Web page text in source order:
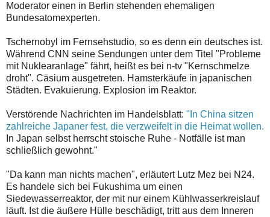
Moderator einen in Berlin stehenden ehemaligen
Bundesatomexperten.
Tschernobyl im Fernsehstudio, so es denn ein deutsches ist.
Während CNN seine Sendungen unter dem Titel "Probleme
mit Nuklearanlage" fährt, heißt es bei n-tv "Kernschmelze
droht". Cäsium ausgetreten. Hamsterkäufe in japanischen
Städten. Evakuierung. Explosion im Reaktor.
Verstörende Nachrichten im Handelsblatt: "In China sitzen
zahlreiche Japaner fest, die verzweifelt in die Heimat wollen.
In Japan selbst herrscht stoische Ruhe - Notfälle ist man
schließlich gewohnt."
"Da kann man nichts machen", erläutert Lutz Mez bei N24.
Es handele sich bei Fukushima um einen
Siedewasserreaktor, der mit nur einem Kühlwasserkreislauf
läuft. Ist die äußere Hülle beschädigt, tritt aus dem Inneren